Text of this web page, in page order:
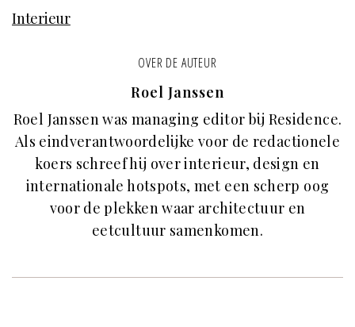
Interieur
OVER DE AUTEUR
Roel Janssen
Roel Janssen was managing editor bij Residence.
Als eindverantwoordelijke voor de redactionele
koers schreef hij over interieur, design en
internationale hotspots, met een scherp oog
voor de plekken waar architectuur en
eetcultuur samenkomen.